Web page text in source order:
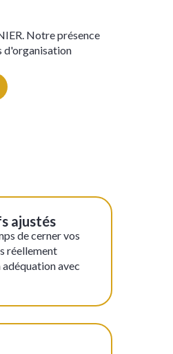
Notre présence
d'organisation
ajustés
de cerner vos
réellement
adéquation avec